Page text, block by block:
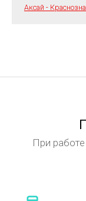
Аксай -
При